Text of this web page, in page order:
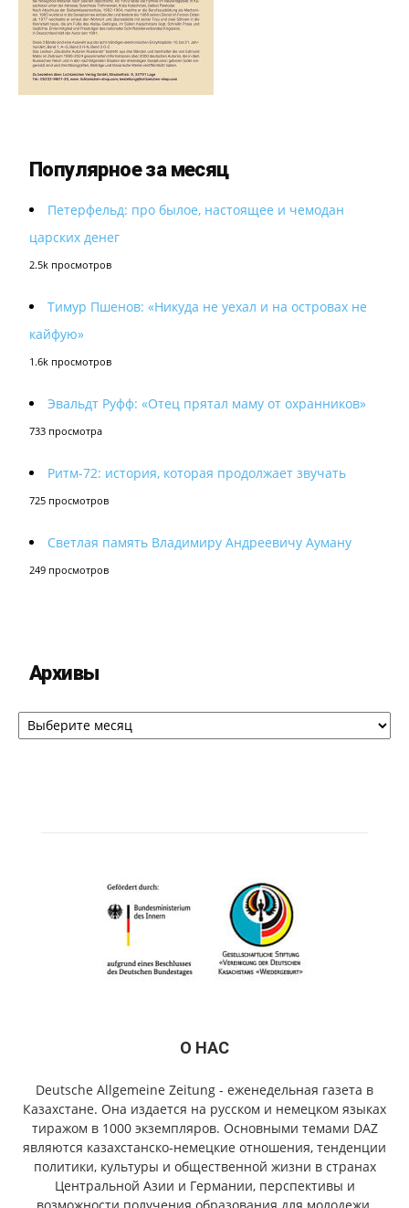
Популярное за месяц
Петерфельд: про былое, настоящее и чемодан
царских денег
2.5k просмотров
Тимур Пшенов: «Никуда не уехал и на островах не
кайфую»
1.6k просмотров
Эвальдт Руфф: «Отец прятал маму от охранников»
733 просмотра
Ритм-72: история, которая продолжает звучать
725 просмотров
Светлая память Владимиру Андреевичу Ауману
249 просмотров
Архивы
Архивы
О НАС
Deutsche Allgemeine Zeitung - еженедельная газета в
Казахстане. Она издается на русском и немецком языках
тиражом в 1000 экземпляров. Основными темами DAZ
являются казахстанско-немецкие отношения, тенденции
политики, культуры и общественной жизни в странах
Центральной Азии и Германии, перспективы и